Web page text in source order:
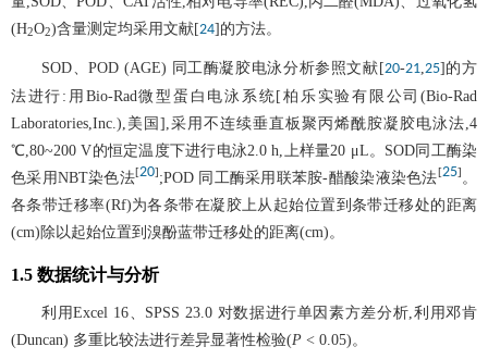
(H2O2)含量测定均采用文献[24]的方法。
SOD、POD (AGE) 同工酶凝胶电泳分析参照文献[20-21 25]的方
法进行:用Bio-Rad微型蛋白电泳系统[柏乐实验有限公司(Bio-Rad
Laboratories,Inc.),美国],采用不连续垂直板聚丙烯酰胺凝胶电泳法,4
℃,80~200 V的恒定温度下进行电泳2.0 h,上样量20 μL。SOD同工酶染
色采用NBT染色法[20] ;POD 同工酶采用联苯胺-醋酸染液染色法[25] 。
各条带迁移率(Rf)为各条带在凝胶上从起始位置到条带迁移处的距离
(cm)除以起始位置到溴酚蓝带迁移处的距离(cm)。
1.5 数据统计与分析
利用Excel 16、SPSS 23.0 对数据进行单因素方差分析,利用邓肯
(Duncan) 多重比较法进行差异显著性检验(P < 0.05)。